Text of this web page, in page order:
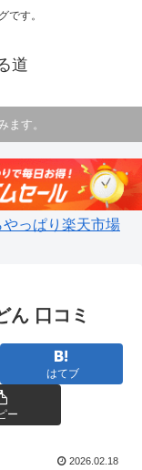
です。
道
ます。
っぱり楽天市場
ん 口コミ
はてブ
ー
2026.02.18